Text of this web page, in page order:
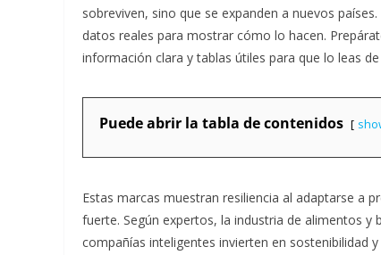
sobreviven, sino que se expanden a nuevos
datos reales para mostrar cómo lo hacen.
información clara y tablas útiles para que lo leas
Puede abrir la tabla de contenidos
Estas marcas muestran resiliencia al adaptarse a
fuerte. Según expertos, la industria de alimentos
compañías inteligentes invierten en sostenibilidad